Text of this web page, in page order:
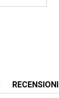
RECENSIONI